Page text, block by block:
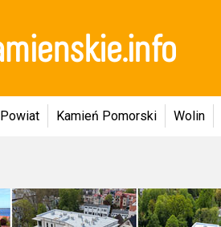
Powiat Kamień Pomorski Wolin